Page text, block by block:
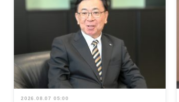
2026.08.07 05:00